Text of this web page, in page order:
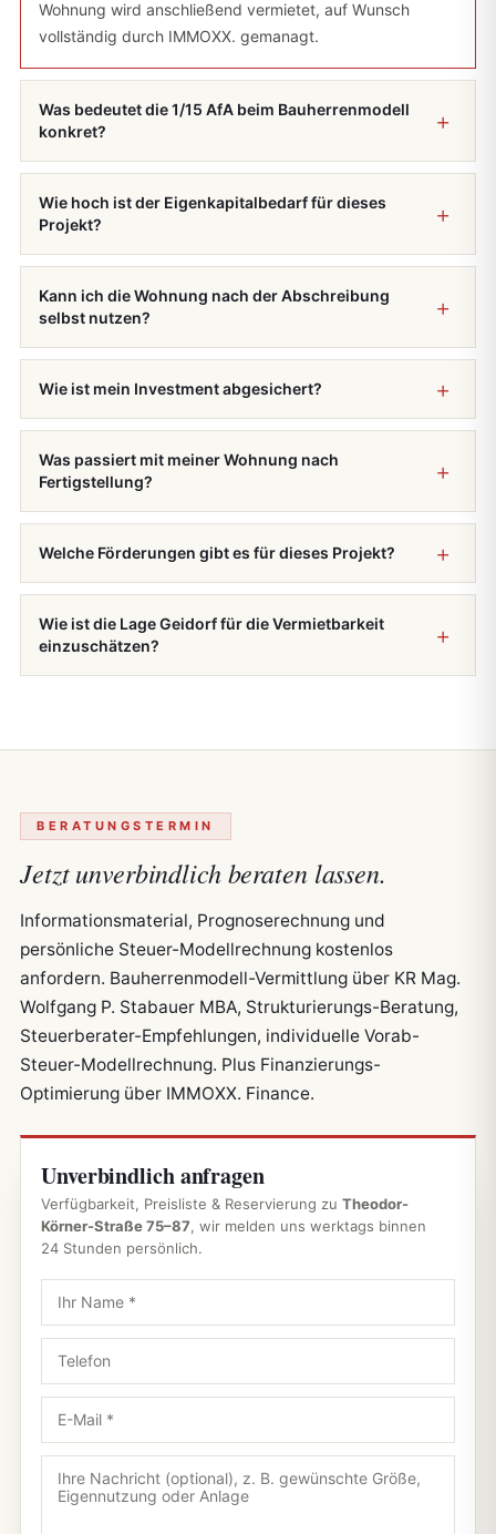
Wohnung wird anschließend vermietet, auf Wunsch
vollständig durch IMMOXX. gemanagt.
Was bedeutet die 1/15 AfA beim Bauherrenmodell
konkret?
Wie hoch ist der Eigenkapitalbedarf für dieses
Projekt?
Kann ich die Wohnung nach der Abschreibung
selbst nutzen?
Wie ist mein Investment abgesichert?
Was passiert mit meiner Wohnung nach
Fertigstellung?
Welche Förderungen gibt es für dieses Projekt?
Wie ist die Lage Geidorf für die Vermietbarkeit
einzuschätzen?
BERATUNGSTERMIN
Jetzt unverbindlichberaten lassen.
Informationsmaterial, Prognoserechnung und
persönliche Steuer-Modellrechnung kostenlos
anfordern. Bauherrenmodell-Vermittlung über KR Mag.
Wolfgang P. Stabauer MBA, Strukturierungs-Beratung,
Steuerberater-Empfehlungen, individuelle Vorab-
Steuer-Modellrechnung. Plus Finanzierungs-
Optimierung über IMMOXX. Finance.
Unverbindlich anfragen
Verfügbarkeit, Preisliste & Reservierung zu Theodor-
Körner-Straße 75–87, wir melden uns werktags binnen
24 Stunden persönlich.